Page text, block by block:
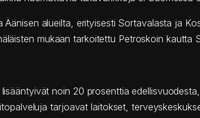
alueilta, erityisesti Sortavalasta ja
mukaan tarkoitettu Petroskoin kautta
noin 20 prosenttia
tarjoavat laitokset,